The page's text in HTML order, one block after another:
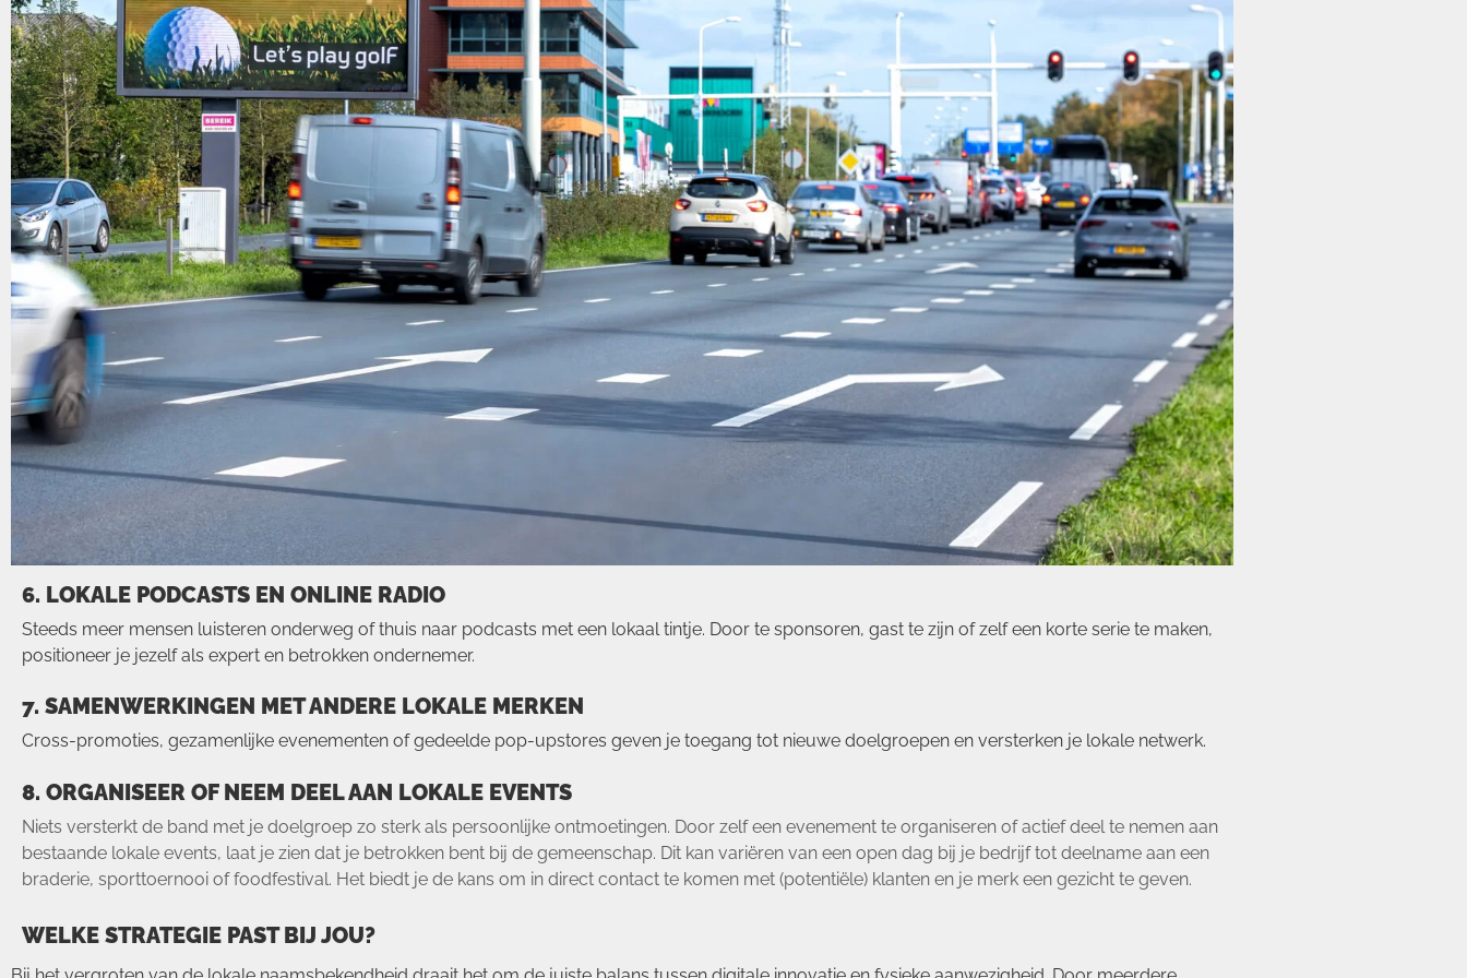
6. LOKALE PODCASTS EN ONLINE RADIO
Steeds meer mensen luisteren onderweg of thuis naar podcasts met een lokaal tintje. Door te sponsoren, gast te zijn of zelf een korte serie te maken,
positioneer je jezelf als expert en betrokken ondernemer.
7. SAMENWERKINGEN MET ANDERE LOKALE MERKEN
Cross-promoties, gezamenlijke evenementen of gedeelde pop-upstores geven je toegang tot nieuwe doelgroepen en versterken je lokale netwerk.
8. ORGANISEER OF NEEM DEEL AAN LOKALE EVENTS
Niets versterkt de band met je doelgroep zo sterk als persoonlijke ontmoetingen. Door zelf een evenement te organiseren of actief deel te nemen aan
bestaande lokale events, laat je zien dat je betrokken bent bij de gemeenschap. Dit kan variëren van een open dag bij je bedrijf tot deelname aan een
braderie, sporttoernooi of foodfestival. Het biedt je de kans om in direct contact te komen met (potentiële) klanten en je merk een gezicht te geven.
WELKE STRATEGIE PAST BIJ JOU?